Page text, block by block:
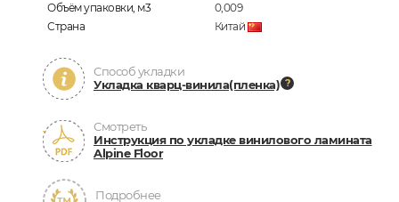
Объём упаковки, м3
0,009
Страна
Китай
Способ укладки
Укладка кварц-винила(пленка)
Смотреть
Инструкция по укладке винилового ламината
Alpine Floor
Подробнее